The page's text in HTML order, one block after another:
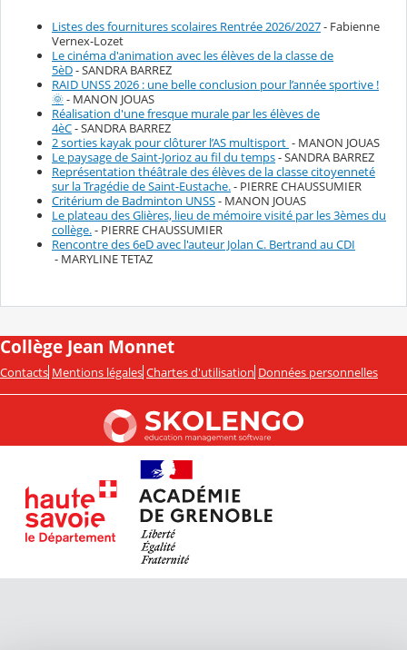
Listes des fournitures scolaires Rentrée 2026/2027- Fabienne
Vernex-Lozet
Le cinéma d'animation avec les élèves de la classe de
5èD- SANDRA BARREZ
RAID UNSS 2026 : une belle conclusion pour l’année sportive !
🌞- MANON JOUAS
Réalisation d'une fresque murale par les élèves de
4èC- SANDRA BARREZ
2 sorties kayak pour clôturer l’AS multisport - MANON JOUAS
Le paysage de Saint-Jorioz au fil du temps- SANDRA BARREZ
Représentation théâtrale des élèves de la classe citoyenneté
sur la Tragédie de Saint-Eustache.- PIERRE CHAUSSUMIER
Critérium de Badminton UNSS- MANON JOUAS
Le plateau des Glières, lieu de mémoire visité par les 3èmes du
collège.- PIERRE CHAUSSUMIER
Rencontre des 6eD avec l'auteur Jolan C. Bertrand au CDI
- MARYLINE TETAZ
Collège Jean Monnet
Contacts Mentions légales Chartes d'utilisation Données personnelles